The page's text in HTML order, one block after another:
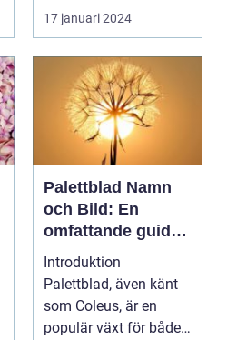
prydnadsväxt som har
bli...
17 januari 2024
Palettblad Namn
och Bild: En
omfattande guide
för
trädgårdsälskare
Introduktion
Palettblad, även känt
som Coleus, är en
populär växt för både